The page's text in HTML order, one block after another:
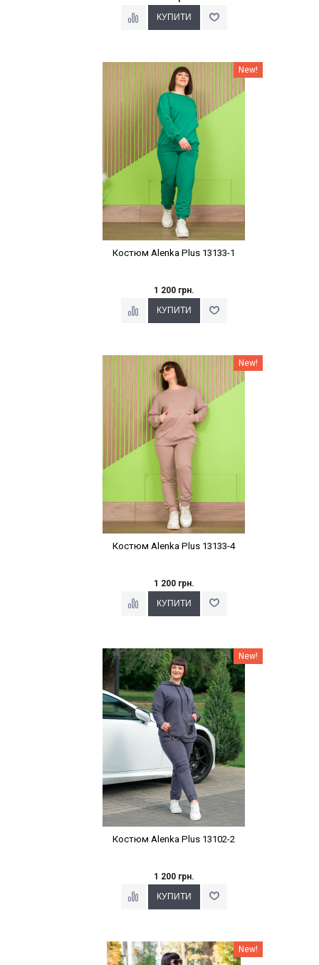
Наклейки Варіант з % New!
Костюм Alenka Plus 13133-1
1 200 грн.
Наклейки Варіант з % New!
Костюм Alenka Plus 13133-4
1 200 грн.
Наклейки Варіант з % New!
Костюм Alenka Plus 13102-2
1 200 грн.
Наклейки Варіант з % New!